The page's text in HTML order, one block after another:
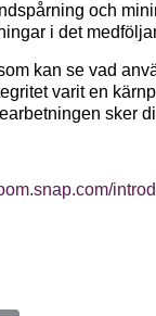
och
i det
kan se vad
varit en
sker